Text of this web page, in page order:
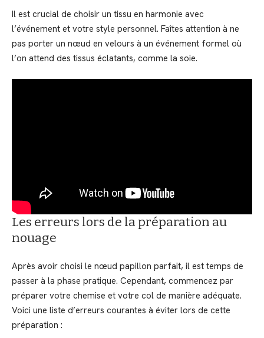
Il est crucial de choisir un tissu en harmonie avec
l’événement et votre style personnel. Faîtes attention à ne
pas porter un nœud en velours à un événement formel où
l’on attend des tissus éclatants, comme la soie.
Les erreurs lors de la préparation au
nouage
Après avoir choisi le nœud papillon parfait, il est temps de
passer à la phase pratique. Cependant, commencez par
préparer votre chemise et votre col de manière adéquate.
Voici une liste d’erreurs courantes à éviter lors de cette
préparation :